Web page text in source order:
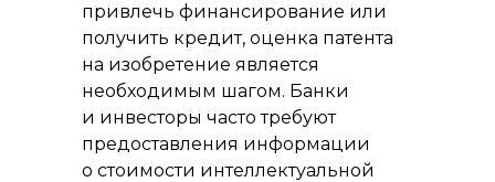
привлечь финансирование или
получить кредит, оценка патента
на изобретение является
необходимым шагом. Банки
и инвесторы часто требуют
предоставления информации
о стоимости интеллектуальной